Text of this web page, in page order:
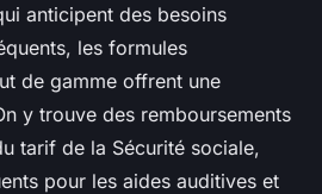
anticipent des besoins
les formules
de gamme offrent une
y trouve des remboursements
tarif de la Sécurité sociale,
pour les aides auditives et